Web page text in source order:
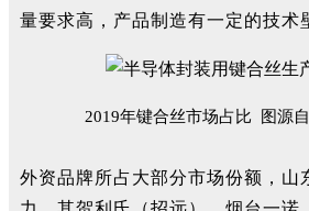
量要求高，产品制造有一定的技术
2019年键合丝市场占比 图源
外资品牌所占大部分市场份额，山